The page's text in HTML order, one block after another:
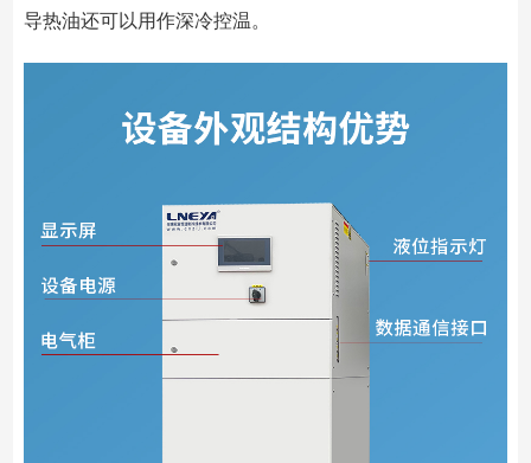
导热油还可以用作深冷控温。